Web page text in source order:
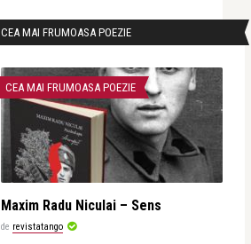
CEA MAI FRUMOASA POEZIE
CEA MAI FRUMOASA POEZIE
Maxim Radu Niculai – Sens
de revistatango